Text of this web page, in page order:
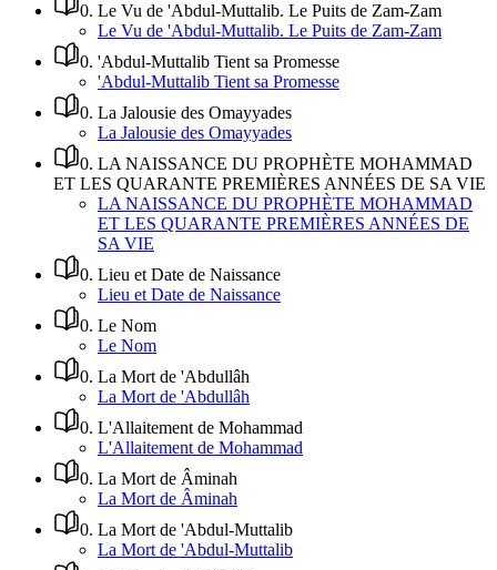
0. Le Vu de 'Abdul-Muttalib. Le Puits de Zam-Zam
Le Vu de 'Abdul-Muttalib. Le Puits de Zam-Zam
0. 'Abdul-Muttalib Tient sa Promesse
'Abdul-Muttalib Tient sa Promesse
0. La Jalousie des Omayyades
La Jalousie des Omayyades
0. LA NAISSANCE DU PROPHÈTE MOHAMMAD
ET LES QUARANTE PREMIÈRES ANNÉES DE SA VIE
LA NAISSANCE DU PROPHÈTE MOHAMMAD
ET LES QUARANTE PREMIÈRES ANNÉES DE
SA VIE
0. Lieu et Date de Naissance
Lieu et Date de Naissance
0. Le Nom
Le Nom
0. La Mort de 'Abdullâh
La Mort de 'Abdullâh
0. L'Allaitement de Mohammad
L'Allaitement de Mohammad
0. La Mort de Âminah
La Mort de Âminah
0. La Mort de 'Abdul-Muttalib
La Mort de 'Abdul-Muttalib